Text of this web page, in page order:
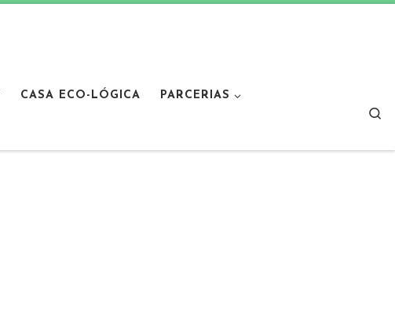
CASA ECO-LÓGICA PARCERIAS